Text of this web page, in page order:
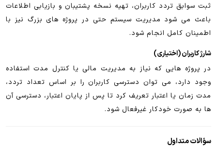
ثبت سوابق تردد کاربران، تهیه نسخه پشتیبان و بازیابی اطلاعات
باعث می شود مدیریت سیستم حتی در پروژه های بزرگ نیز با
اطمینان کامل انجام شود.
شارژ کاربران (اختیاری)
در پروژه هایی که نیاز به مدیریت مالی یا کنترل مدت استفاده
وجود دارد، می توان دسترسی کاربران را بر اساس تعداد تردد،
مدت زمان یا اعتبار تعریف کرد تا پس از پایان اعتبار، دسترسی آن
ها به صورت خودکار غیرفعال شود.
سؤالات متداول